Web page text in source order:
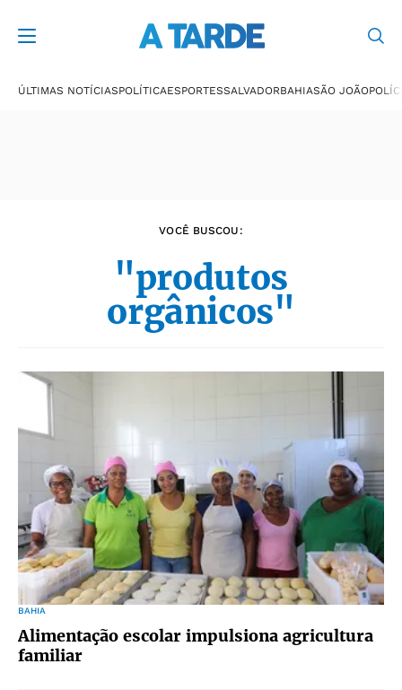
ÚLTIMAS NOTÍCIASPOLÍTICAESPORTESSALVADORBAHIASÃO JOÃO
VOCÊ BUSCOU:
"produtos
orgânicos"
BAHIA
Alimentação escolar impulsiona agricultura
familiar